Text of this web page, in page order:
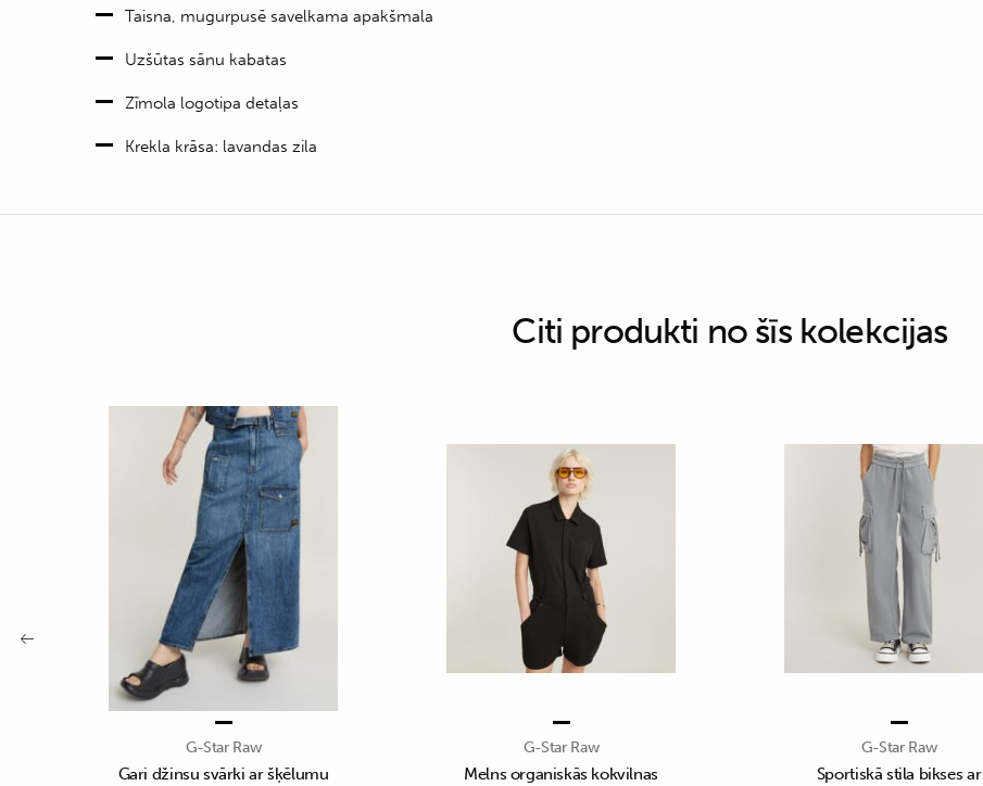
Taisna, mugurpusē savelkama apakšmala
Uzšūtas sānu kabatas
Zīmola logotipa detaļas
Krekla krāsa: lavandas zila
Citi produkti no šīs kolekcijas
G-Star Raw
Gari džinsu svārki ar šķēlumu
G-Star Raw
Melns organiskās kokvilnas
G-Star Raw
Sportiskā stila bikses ar